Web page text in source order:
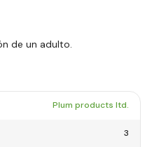
de un adulto.
Plum products ltd.
3